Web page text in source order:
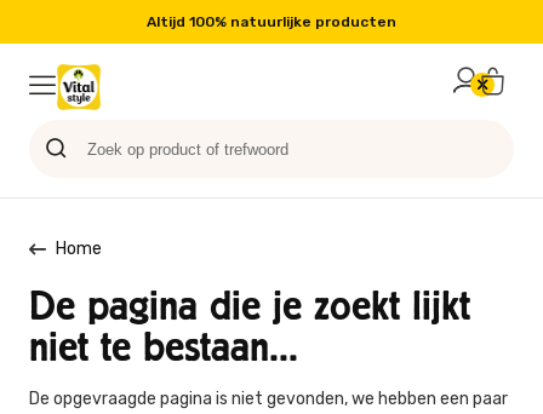
Altijd 100% natuurlijke producten
Probeer nu
Home
De pagina die je zoekt lijkt
niet te bestaan...
De opgevraagde pagina is niet gevonden, we hebben een paar